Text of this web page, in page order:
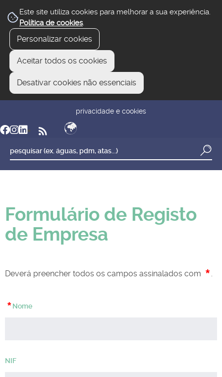
Este site utiliza cookies para melhorar a sua experiência.
Política de cookies.
Personalizar cookies
Aceitar todos os cookies
Desativar cookies não essenciais
privacidade e cookies
Formulário de Registo
de Empresa
Deverá preencher todos os campos assinalados com * .
* Nome
NIF